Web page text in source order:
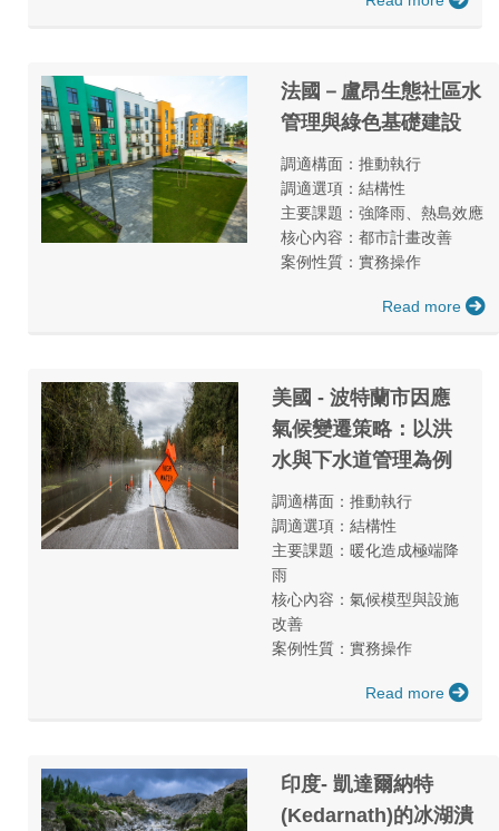
法國－盧昂生態社區水
管理與綠色基礎建設
調適構面：推動執行
調適選項：結構性
主要課題：強降雨、熱島效應
核心內容：都市計畫改善
案例性質：實務操作
Read more
美國 - 波特蘭市因應
氣候變遷策略：以洪
水與下水道管理為例
調適構面：推動執行
調適選項：結構性
主要課題：暖化造成極端降
雨
核心內容：氣候模型與設施
改善
案例性質：實務操作
Read more
印度- 凱達爾納特
(Kedarnath)的冰湖潰